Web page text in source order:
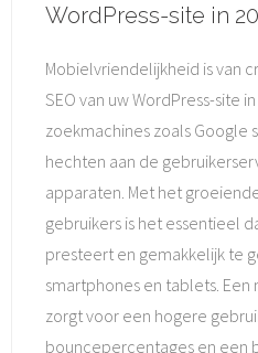
WordPress-site in
Mobielvriendelijkheid is van
SEO van uw WordPress-site
zoekmachines zoals Google
hechten aan de
apparaten. Met het
gebruikers is het essentieel
presteert en gemakkelijk te
smartphones en tablets.
zorgt voor een hogere
bouncepercentages en een